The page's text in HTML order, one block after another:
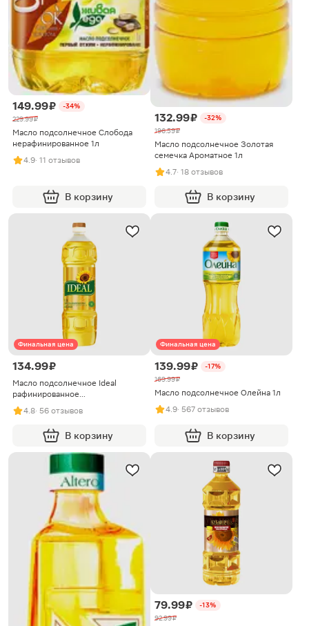
149.99 ₽
-34%
229.99 ₽
Масло подсолнечное Слобода
нерафинированное 1л
4.9· 11 отзывов
В корзину
132.99 ₽
-32%
196.59 ₽
Масло подсолнечное Золотая
семечка Ароматное 1л
4.7· 18 отзывов
В корзину
Финальная цена
134.99 ₽
Масло подсолнечное Ideal
рафинированное
дезодорированное 1л
4.8· 56 отзывов
В корзину
Финальная цена
139.99 ₽
-17%
169.99 ₽
Масло подсолнечное Олейна 1л
4.9· 567 отзывов
В корзину
79.99 ₽
-13%
92.99 ₽